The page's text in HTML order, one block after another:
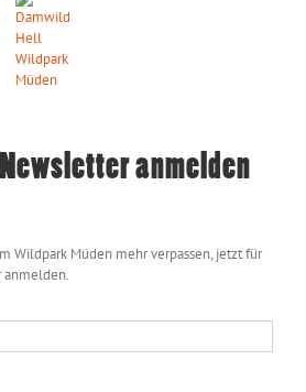
anmelden
Wildpark Müden mehr verpassen, jetzt für